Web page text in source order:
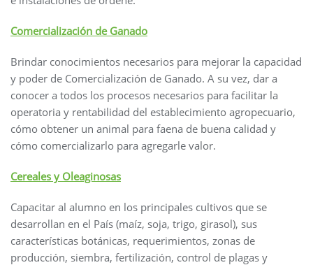
Comercialización de Ganado
Brindar conocimientos necesarios para mejorar la capacidad
y poder de Comercialización de Ganado. A su vez, dar a
conocer a todos los procesos necesarios para facilitar la
operatoria y rentabilidad del establecimiento agropecuario,
cómo obtener un animal para faena de buena calidad y
cómo comercializarlo para agregarle valor.
Cereales y Oleaginosas
Capacitar al alumno en los principales cultivos que se
desarrollan en el País (maíz, soja, trigo, girasol), sus
características botánicas, requerimientos, zonas de
producción, siembra, fertilización, control de plagas y